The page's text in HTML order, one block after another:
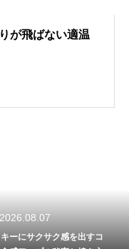
が飛ばない適温
2026.08.07
ーにサクサク感を出すコ